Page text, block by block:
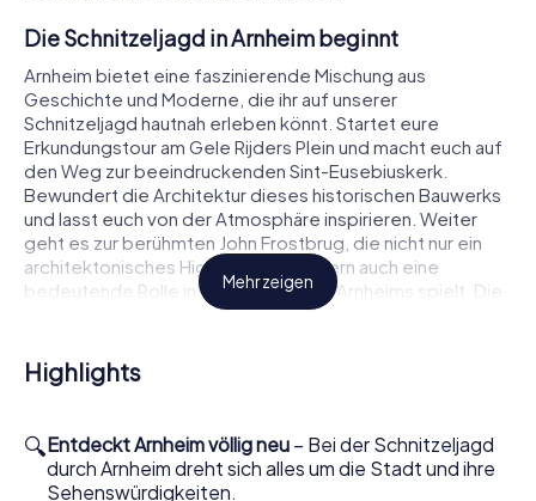
Die Schnitzeljagd in Arnheim beginnt
Arnheim bietet eine faszinierende Mischung aus
Geschichte und Moderne, die ihr auf unserer
Schnitzeljagd hautnah erleben könnt. Startet eure
Erkundungstour am Gele Rijders Plein und macht euch auf
den Weg zur beeindruckenden Sint-Eusebiuskerk.
Bewundert die Architektur dieses historischen Bauwerks
und lasst euch von der Atmosphäre inspirieren. Weiter
geht es zur berühmten John Frostbrug, die nicht nur ein
architektonisches Highlight ist, sondern auch eine
bedeutende Rolle in der Geschichte Arnheims spielt. Die
Schnitzeljagd in Arnheim hält viele spannende
Sehenswürdigkeiten bei der Schnitzeljagd in
Auf eurer Stadtrallye durch Arnheim werdet ihr auch an der
beeindruckenden Sint-Walburgisbasiliek vorbeikommen.
Mehr zeigen
Highlights
🔍Entdeckt Arnheim völlig neu – Bei der Schnitzeljagd
durch Arnheim dreht sich alles um die Stadt und ihre
Sehenswürdigkeiten.